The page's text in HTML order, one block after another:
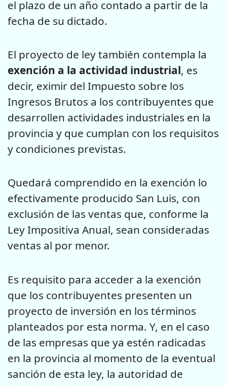
el plazo de un año contado a partir de la
fecha de su dictado.
El proyecto de ley también contempla la
exención a la actividad industrial, es
decir, eximir del Impuesto sobre los
Ingresos Brutos a los contribuyentes que
desarrollen actividades industriales en la
provincia y que cumplan con los requisitos
y condiciones previstas.
Quedará comprendido en la exención lo
efectivamente producido San Luis, con
exclusión de las ventas que, conforme la
Ley Impositiva Anual, sean consideradas
ventas al por menor.
Es requisito para acceder a la exención
que los contribuyentes presenten un
proyecto de inversión en los términos
planteados por esta norma. Y, en el caso
de las empresas que ya estén radicadas
en la provincia al momento de la eventual
sanción de esta ley, la autoridad de